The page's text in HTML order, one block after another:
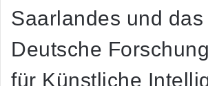
Saarlandes und das
Deutsche
für Künstliche